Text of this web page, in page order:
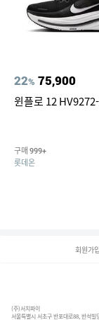
22% 75,900
윈플로 12
구매 999+
롯데온
회원가입
(주)서치파이
서울특별시 서초구 반포대로88, 반석빌